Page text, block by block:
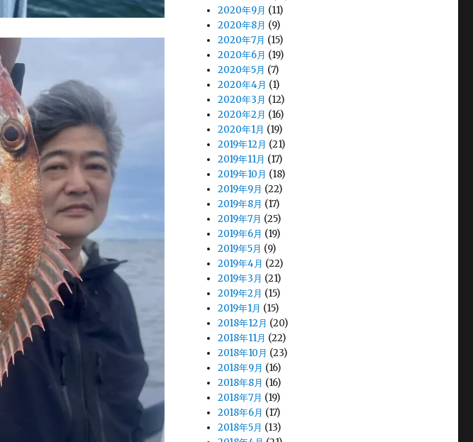
2020年9月 (11)
2020年8月 (9)
2020年7月 (15)
2020年6月 (19)
2020年5月 (7)
2020年4月 (1)
2020年3月 (12)
2020年2月 (16)
2020年1月 (19)
2019年12月 (21)
2019年11月 (17)
2019年10月 (18)
2019年9月 (22)
2019年8月 (17)
2019年7月 (25)
2019年6月 (19)
2019年5月 (9)
2019年4月 (22)
2019年3月 (21)
2019年2月 (15)
2019年1月 (15)
2018年12月 (20)
2018年11月 (22)
2018年10月 (23)
2018年9月 (16)
2018年8月 (16)
2018年7月 (19)
2018年6月 (17)
2018年5月 (13)